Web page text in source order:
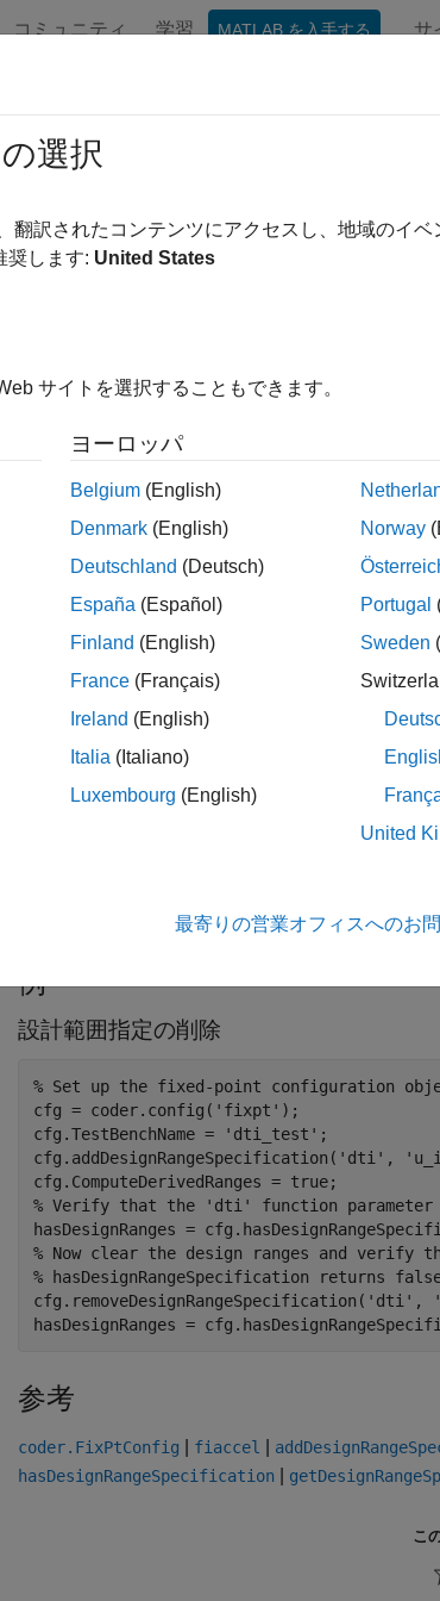
コミュニティ 学習 MATLAB を入手する サ
クラス:coder.FixPtConfig
名前空間:coder
構文
説明
removeDesignRangeSpecification( fcnName,
入力引数
fcnName—関数名
文字列
例
設計範囲指定の削除
% Set up the fixed-point configuration
cfg = coder.config( 'fixpt' );
cfg.TestBenchName =
'dti_test' ;
cfg.addDesignRangeSpecification( 'dti' ,
% Verify that the 'dti' function parameter
hasDesignRanges =
% Now clear the design ranges and verify
% hasDesignRangeSpecification returns
cfg.removeDesignRangeSpecification( 'dti' ,
hasDesignRanges =
参考
coder.FixPtConfig fiaccel
hasDesignRangeSpecification
こ
選択
翻訳されたコンテンツにアクセスし、地域のイ
奨します: United States
サイトを選択することもできます。
ヨーロッパ
Belgium (English)
Denmark (English)
Deutschland (Deutsch)
España (Español)
Finland (English)
France (Français)
Ireland (English)
Italia (Italiano)
Luxembourg (English)
Norway
Portugal
Sweden
United
最寄りの営業オフィスへのお